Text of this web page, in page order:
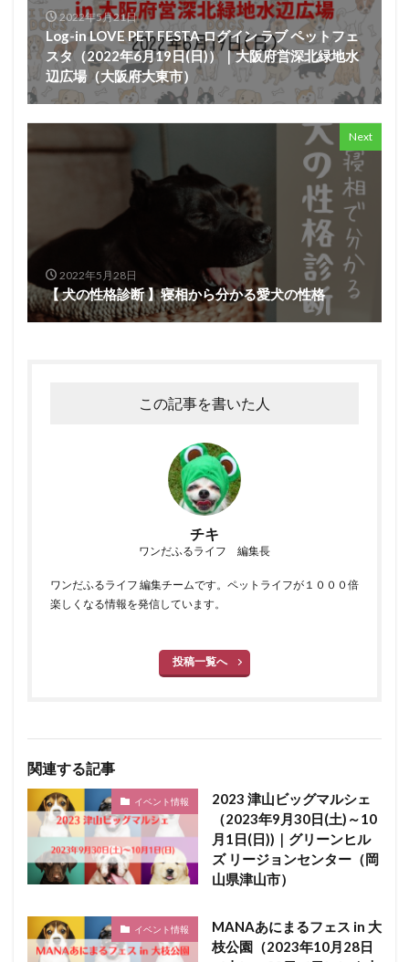
2022年5月21日
Log-in LOVE PET FESTA ログイン ラブ ペットフェ
スタ（2022年6月19日(日)）｜大阪府営深北緑地水
辺広場（大阪府大東市）
Next
2022年5月28日
【 犬の性格診断 】寝相から分かる愛犬の性格
この記事を書いた人
チキ
ワンだふるライフ 編集長
ワンだふるライフ 編集チームです。ペットライフが１０００倍
楽しくなる情報を発信しています。
投稿一覧へ
関連する記事
イベント情報
2023 津山ビッグマルシェ
（2023年9月30日(土)～10
月1日(日))｜グリーンヒル
ズ リージョンセンター（岡
山県津山市）
イベント情報
MANAあにまるフェス in 大
枝公園（2023年10月28日